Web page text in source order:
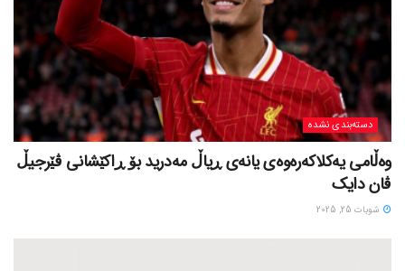
دسته‌بندی نشده
وەڵامی یەکلاکەرەوەی یانەی ڕیاڵ مەدرید بۆ ڕاکێشانی ڤێرجیڵ
ڤان دایک
شوبات 25, 2025